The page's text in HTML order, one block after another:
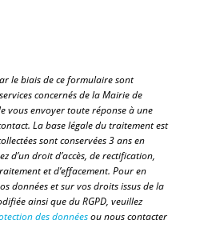
le biais de ce formulaire sont
concernés de la Mairie de
vous envoyer toute réponse à une
La base légale du traitement est
sont conservées 3 ans en
d’un droit d’accès, de rectification,
et d’effacement. Pour en
données et sur vos droits issus de la
ainsi que du RGPD, veuillez
des donnéesou nous contacter